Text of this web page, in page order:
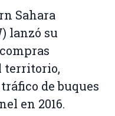
Sahara
lanzó su
territorio,
de buques
en 2016.